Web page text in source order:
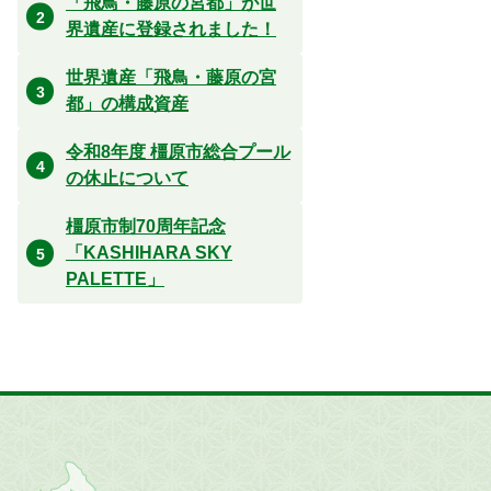
界遺産に登録されました！
世界遺産「飛鳥・藤原の宮
都」の構成資産
令和8年度 橿原市総合プール
の休止について
橿原市制70周年記念
「KASHIHARA SKY
PALETTE」